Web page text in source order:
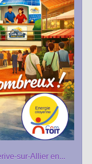
sur-Allier en...